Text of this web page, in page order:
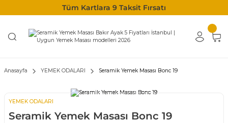
Tüm Kartlara 9 Taksit Fırsatı
Anasayfa YEMEK ODALARI Seramik Yemek Masası Bonc 19
YEMEK ODALARI
Seramik Yemek Masası Bonc 19